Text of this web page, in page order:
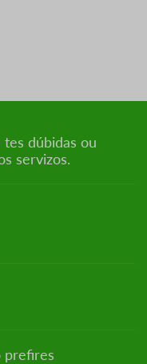
dúbidas ou
servizos.
prefires